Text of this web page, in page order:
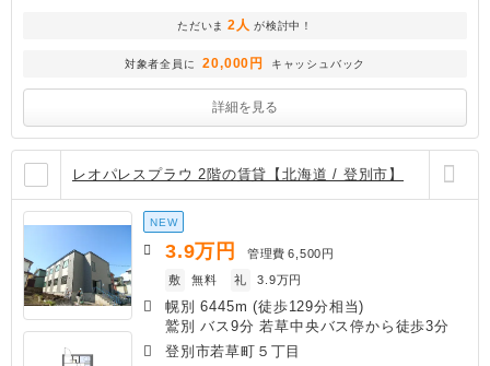
ただいま 2人 が検討中！
対象者全員に 20,000円 キャッシュバック
詳細を見る
レオパレスプラウ 2階の賃貸【北海道 / 登別市】
NEW
3.9万円 管理費 6,500円
敷
無料 礼 3.9万円
幌別 6445m (徒歩129分相当)
鷲別 バス9分 若草中央バス停から徒歩3分
登別市若草町５丁目